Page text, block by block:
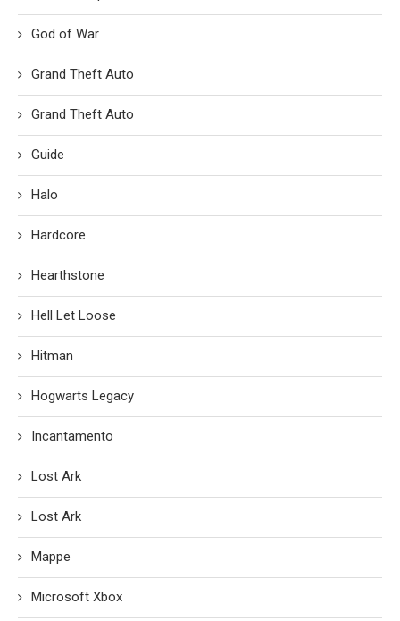
God of War
Grand Theft Auto
Grand Theft Auto
Guide
Halo
Hardcore
Hearthstone
Hell Let Loose
Hitman
Hogwarts Legacy
Incantamento
Lost Ark
Lost Ark
Mappe
Microsoft Xbox